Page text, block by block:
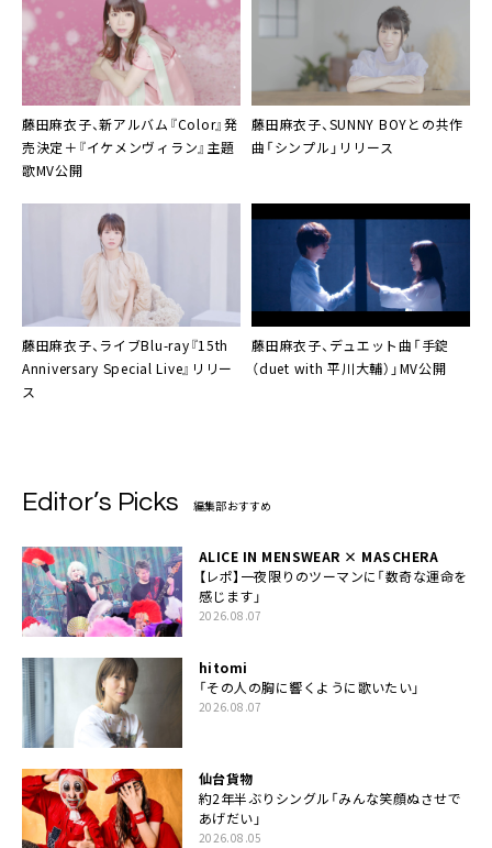
藤田麻衣子、新アルバム『Color』発
売決定＋『イケメンヴィラン』主題
歌MV公開
藤田麻衣子、SUNNY BOYとの共作
曲「シンプル」リリース
藤田麻衣子、ライブBlu-ray『15th
Anniversary Special Live』リリー
ス
藤田麻衣子、デュエット曲「手錠
（duet with 平川大輔）」MV公開
Editor’s Picks 編集部おすすめ
ALICE IN MENSWEAR × MASCHERA
【レポ】一夜限りのツーマンに「数奇な運命を
感じます」
2026.08.07
hitomi
「その人の胸に響くように歌いたい」
2026.08.07
仙台貨物
約2年半ぶりシングル「みんな笑顔ぬさせで
あげだい」
2026.08.05